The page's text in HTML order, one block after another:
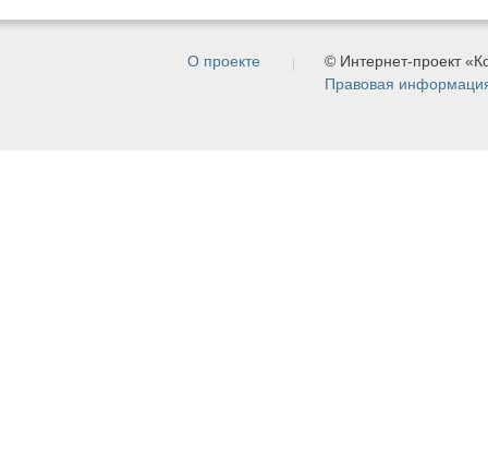
О проекте
© Интернет-проект
Правовая